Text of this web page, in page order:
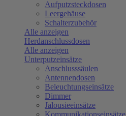
Aufputzsteckdosen
Leergehäuse
Schalterzubehör
Alle anzeigen
Herdanschlussdosen
Alle anzeigen
Unterputzeinsätze
Anschlusssäulen
Antennendosen
Beleuchtungseinsätze
Dimmer
Jalousieeinsätze